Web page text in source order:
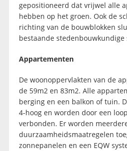
gepositioneerd dat vrijwel alle
hebben op het groen. Ook de
richting van de bouwblokken
bestaande
Appartementen
De woonoppervlakten van de
de 59m2 en 83m2. Alle
berging en een balkon of tuin.
4-hoog en worden door een
verbonden. Er worden
duurzaamheidsmaatregelen
zonnepanelen en een EQW